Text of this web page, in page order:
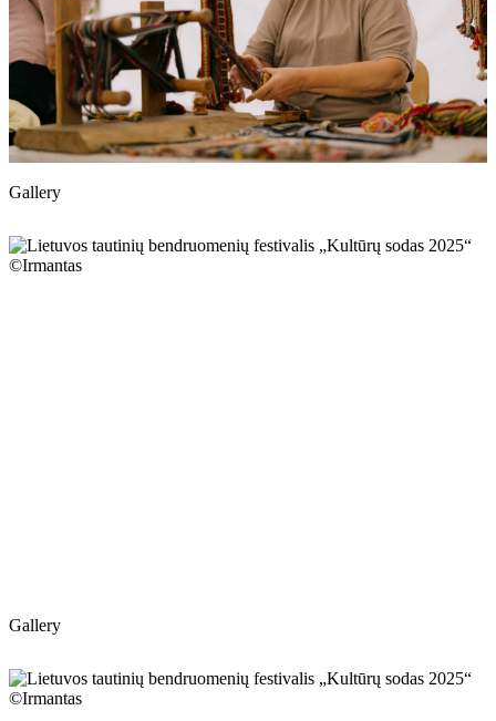
Gallery
Gallery